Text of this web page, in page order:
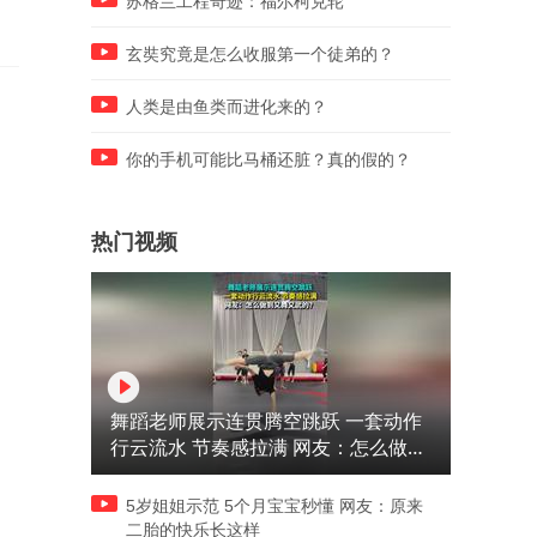
玄奘究竟是怎么收服第一个徒弟的？
人类是由鱼类而进化来的？
你的手机可能比马桶还脏？真的假的？
热门视频
舞蹈老师展示连贯腾空跳跃 一套动作
行云流水 节奏感拉满 网友：怎么做到
又舞又武的？
5岁姐姐示范 5个月宝宝秒懂 网友：原来
二胎的快乐长这样